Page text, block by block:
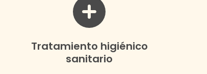
Tratamiento higiénico
sanitario